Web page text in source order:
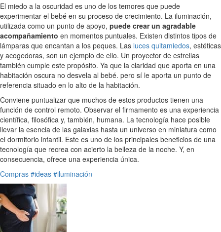
El miedo a la oscuridad es uno de los temores que puede
experimentar el bebé en su proceso de crecimiento. La iluminación,
utilizada como un punto de apoyo, puede crear un agradable
acompañamiento en momentos puntuales. Existen distintos tipos de
lámparas que encantan a los peques. Las luces quitamiedos, estéticas
y acogedoras, son un ejemplo de ello. Un proyector de estrellas
también cumple este propósito. Ya que la claridad que aporta en una
habitación oscura no desvela al bebé. pero sí le aporta un punto de
referencia situado en lo alto de la habitación.
Conviene puntualizar que muchos de estos productos tienen una
función de control remoto. Observar el firmamento es una experiencia
científica, filosófica y, también, humana. La tecnología hace posible
llevar la esencia de las galaxias hasta un universo en miniatura como
el dormitorio infantil. Este es uno de los principales beneficios de una
tecnología que recrea con acierto la belleza de la noche. Y, en
consecuencia, ofrece una experiencia única.
Compras #ideas #iluminación